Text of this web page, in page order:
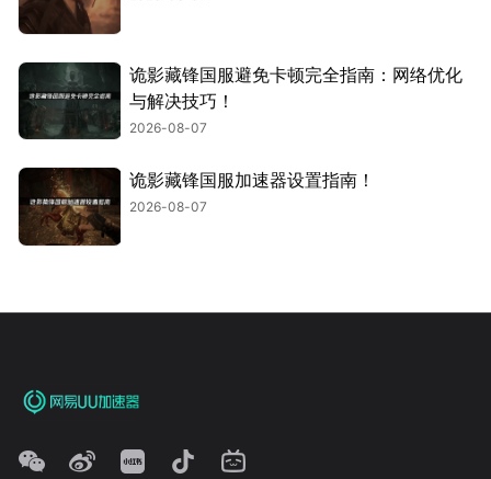
诡影藏锋国服避免卡顿完全指南：网络优化
与解决技巧！
2026-08-07
诡影藏锋国服加速器设置指南！
2026-08-07